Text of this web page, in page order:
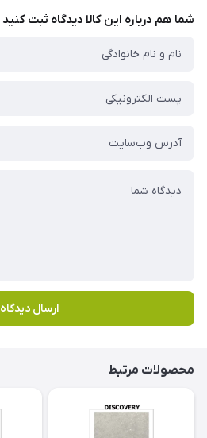
شما هم درباره این کالا دیدگاه ثبت کنید
ارسال دیدگاه
محصولات مرتبط